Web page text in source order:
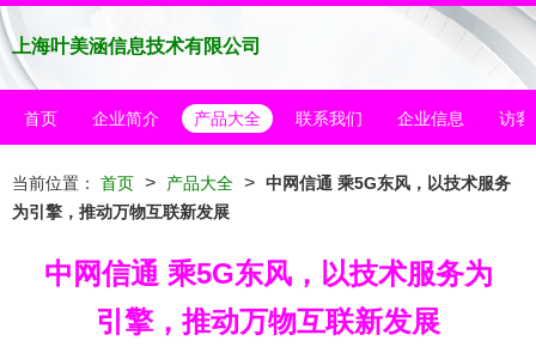
上海叶美涵信息技术有限公司
首页 企业简介 产品大全 联系我们 企业信息 访客
当前位置： 首页 > 产品大全 > 中网信通 乘5G东风，以技术服务
为引擎，推动万物互联新发展
中网信通 乘5G东风，以技术服务为
引擎，推动万物互联新发展